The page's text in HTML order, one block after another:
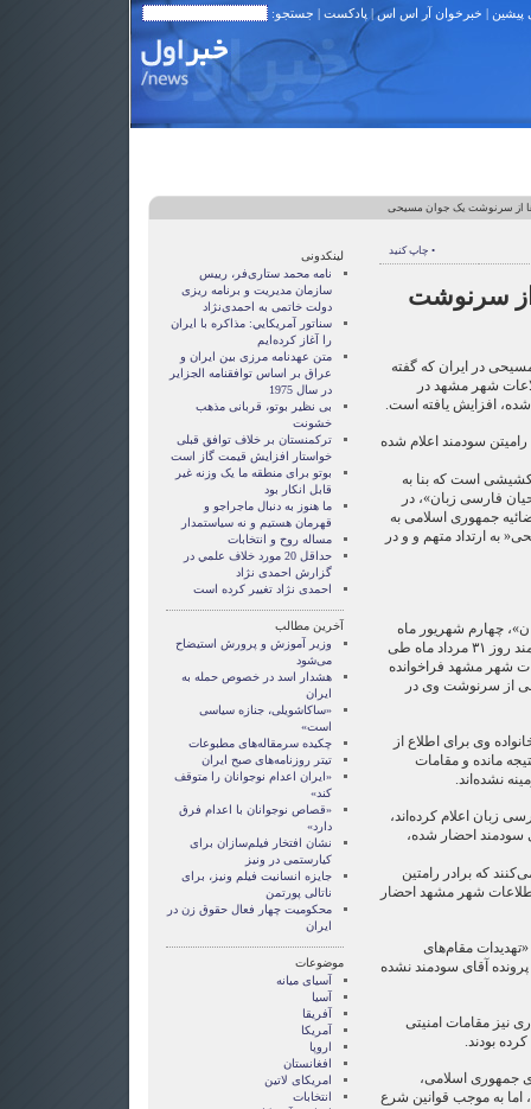
پیشین | خبرخوان آر اس اس| پادکست | جستجو:
از سرنوشت یک جوان مسیحی
• چاپ کنید
از سرنوشت
در ایران که گفته
اطلاعات شهر مشهد در
افزایش یافته است.
سودمند اعلام شده
است که بنا به
فارسی زبان»، در
قضائیه جمهوری اسلامی به
به ارتداد متهم و و در
چهارم شهریور ماه
گزارش کرده بود که رامتین سودمند روز ۳۱ مرداد ماه طی
شهر مشهد فراخوانده
از سرنوشت وی در
وی برای اطلاع از
مانده و مقامات
نشده‌اند.
زبان اعلام کرده‌اند،
سودمند احضار شده،
که برادر رامتین
شهر مشهد احضار
مقام‌های
آقای سودمند نشده
نیز مقامات امنیتی
جمهوری اسلامی،
اما به موجب قوانین شرع
لینکدونی
نامه محمد ستاری‌فر، رییس
سازمان مدیریت و برنامه ریزی
دولت خاتمی به احمدی‌نژاد
سناتور آمريکايي: مذاکره با ايران
را آغاز کرده‌ايم
متن عهدنامه مرزى بين ايران و
عراق بر اساس توافقنامه الجزاير
در سال 1975
بی نظیر بوتو، قربانی مذهب
خشونت
ترکمنستان بر خلاف توافق قبلی
خواستار افزایش قیمت گاز است
بوتو برای منطقه ما یک وزنه غیر
قابل انکار بود
ما هنوز به دنبال ماجراجو و
قهرمان هستيم و نه سياستمدار
مساله روح و انتخابات
حداقل 20 مورد خلاف علمي در
گزارش احمدی نژاد
احمدی نژاد تغییر کرده است
آخرین مطالب
وزیر آموزش و پرورش استیضاح
می‌شود
هشدار اسد در خصوص حمله به
ایران
«ساکاشویلی، جنازه سیاسی
است»
چکیده سرمقاله‌های مطبوعات
تیتر روزنامه‌های صبح ایران
«ایران اعدام نوجوانان را متوقف
کند»
«قصاص نوجوانان با اعدام فرق
دارد»
نشان افتخار فیلم‌سازان برای
کیارستمی در ونیز
جايزه انسانيت فيلم ونيز، برای
ناتالی پورتمن
محکومیت چهار فعال حقوق زن در
ایران
موضوعات
آسيای ميانه
آسیا
آفریقا
آمریکا
اروپا
افغانستان
امریکای لاتین
انتخابات